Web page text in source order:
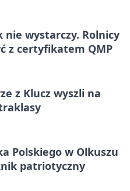
nie wystarczy. Rolnicy
z certyfikatem QMP
z Klucz wyszli na
Polskiego w Olkuszu
patriotyczny